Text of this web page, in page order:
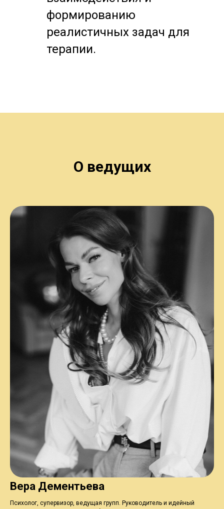
формированию
реалистичных задач для
терапии.
О ведущих
Вера Дементьева
Психолог, супервизор, ведущая групп. Руководитель и идейный